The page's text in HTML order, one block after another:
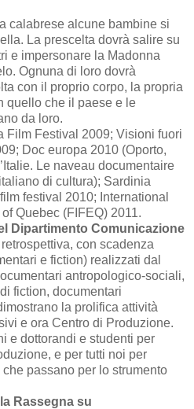
calabrese alcune bambine si
La prescelta dovrà salire su
e impersonare la Madonna
Ognuna di loro dovrà
con il proprio corpo, la propria
quello che il paese e le
da loro.
Film Festival 2009; Visioni fuori
Doc europa 2010 (Oporto,
Le naveau documentaire
di cultura); Sardinia
festival 2010; International
Quebec (FIFEQ) 2011.
Dipartimento Comunicazione
con scadenza
e fiction) realizzati dal
antropologico-sociali,
fiction, documentari
la prolifica attività
e ora Centro di Produzione.
e dottorandi e studenti per
e per tutti noi per
passano per lo strumento
Rassegna su